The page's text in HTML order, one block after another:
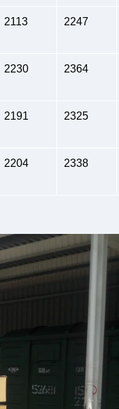
2113 2247
2230 2364
2191 2325
2204 2338